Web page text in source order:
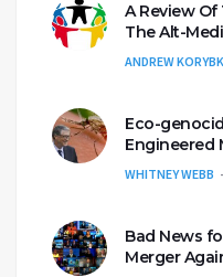
A Review
The Alt-
ANDREW
Eco-
Engineered
WHITNEY WEBB
Bad News
Merger